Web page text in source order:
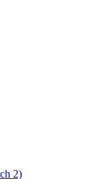
2)